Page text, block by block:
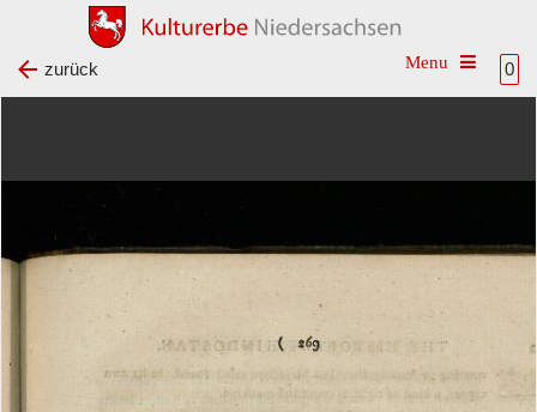
0
Toggle
zurück